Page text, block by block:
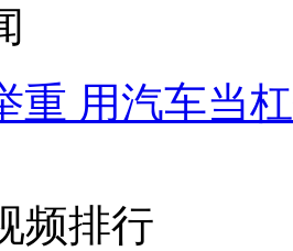
重 用汽车当
频排行